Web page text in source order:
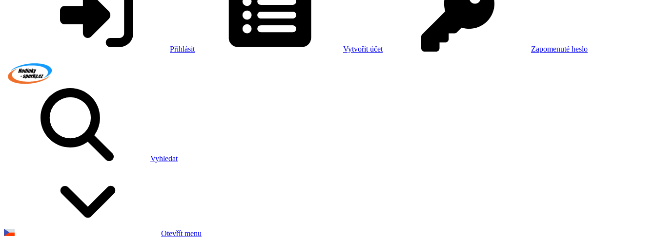
Přihlásit Vytvořit účet Zapomenuté heslo
Vyhledat
Otevřít menu